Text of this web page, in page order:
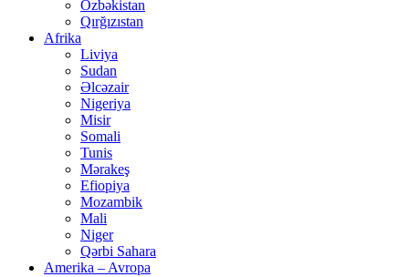
Özbəkistan
Qırğızıstan
Afrika
Liviya
Sudan
Əlcəzair
Nigeriya
Misir
Somali
Tunis
Mərakeş
Efiopiya
Mozambik
Mali
Niger
Qərbi Sahara
Amerika – Avropa